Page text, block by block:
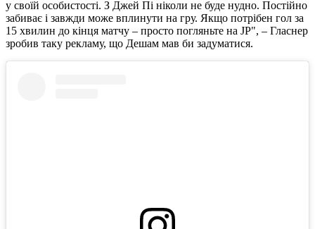
у своїй особистості. З Джей Пі ніколи не буде нудно. Постійно
забиває і завжди може вплинути на гру. Якщо потрібен гол за
15 хвилин до кінця матчу – просто погляньте на JP", – Гласнер
зробив таку рекламу, що Дешам мав би задуматися.